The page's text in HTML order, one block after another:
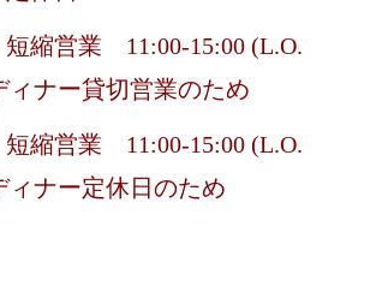
短縮営業 11:00-15:00 (L.O.
ナー貸切営業のため
短縮営業 11:00-15:00 (L.O.
ナー定休日のため